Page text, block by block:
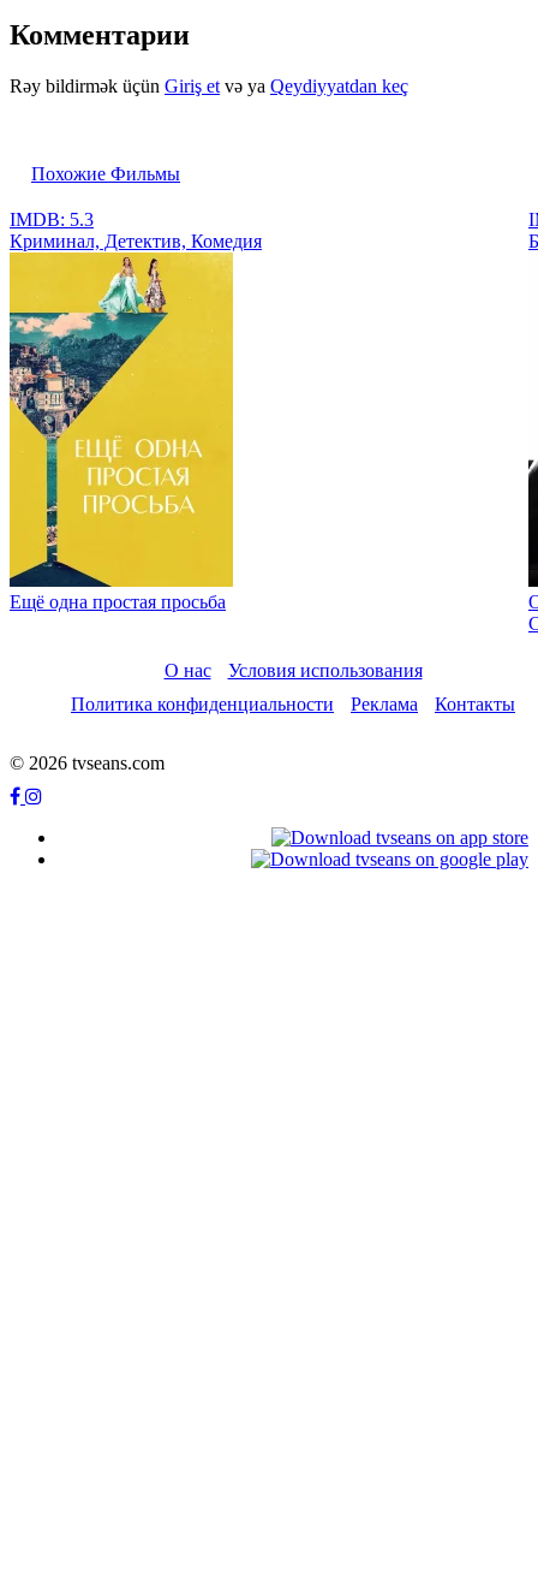
Комментарии
Rəy bildirmək üçün Giriş et və ya Qeydiyyatdan keç
Похожие Фильмы
IMDB: 5.3
Криминал, Детектив, Комедия
Ещё одна простая просьба
О нас
Условия использования
Политика конфиденциальности
Реклама Контакты
© 2026 tvseans.com